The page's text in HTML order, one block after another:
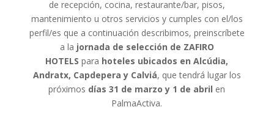
de recepción, cocina, restaurante/bar, pisos,
mantenimiento u otros servicios y cumples con el/los
perfil/es que a continuación describimos, preinscríbete
a la jornada de selección de ZAFIRO
HOTELS para hoteles ubicados en Alcúdia,
Andratx, Capdepera y Calviá, que tendrá lugar los
próximos días 31 de marzo y 1 de abril en
PalmaActiva.